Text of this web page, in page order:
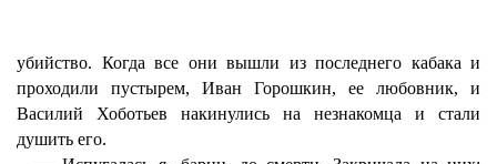
убийство. Когда все они вышли из последнего кабака и
проходили пустырем, Иван Горошкин, ее любовник, и
Василий Хоботьев накинулись на незнакомца и стали
душить его.